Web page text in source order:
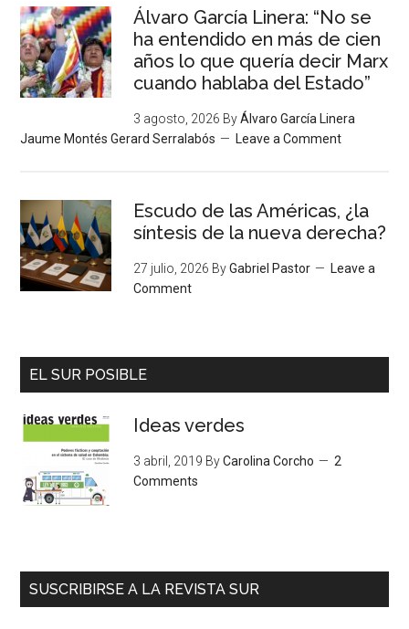
Álvaro García Linera: “No se
ha entendido en más de cien
años lo que quería decir Marx
cuando hablaba del Estado”
3 agosto, 2026 ByÁlvaro García Linera
Jaume Montés Gerard Serralabós
Leave a Comment
Escudo de las Américas, ¿la
síntesis de la nueva derecha?
27 julio, 2026 ByGabriel Pastor
Leave a
Comment
EL SUR POSIBLE
Ideas verdes
3 abril, 2019 ByCarolina Corcho
2
Comments
SUSCRIBIRSE A LA REVISTA SUR